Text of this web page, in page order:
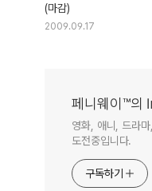
(마감)
2009.09.17
페니웨이™의
영화, 애니, 드라
도전중입니다.
구독하기